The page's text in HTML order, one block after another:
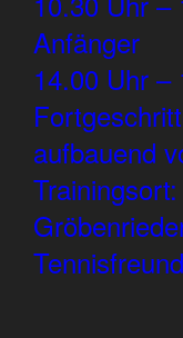
Anfänger
14.00 Uhr –
aufbauend